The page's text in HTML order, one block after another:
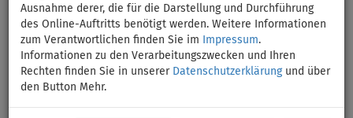
Ausnahme derer, die für die Darstellung und Durchführung
des Online-Auftritts benötigt werden. Weitere Informationen
zum Verantwortlichen finden Sie im
Impressum.
Informationen zu den Verarbeitungszwecken und Ihren
Rechten finden Sie in unserer Datenschutzerklärungund über
den Button Mehr.
BIS
-39 %
AKTION
SETS
Previous Next